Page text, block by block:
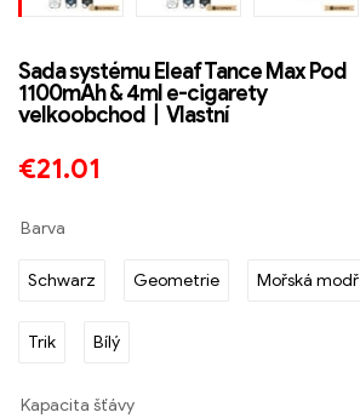
Sada systému Eleaf Tance Max Pod
1100mAh & 4ml e-cigarety
velkoobchod丨Vlastní
€21.01
Barva
Schwarz Geometrie Mořská modř
Trik Bílý
Kapacita šťávy